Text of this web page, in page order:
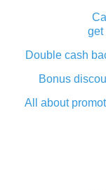
get
Double cash
Bonus
All about
What is
The best place